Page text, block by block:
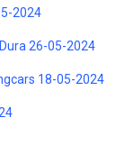
2024
26-05-2024
18-05-2024